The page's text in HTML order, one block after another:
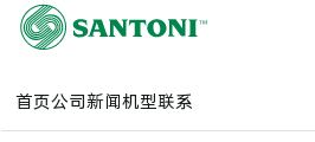
要
内
首页公司新闻机型联系